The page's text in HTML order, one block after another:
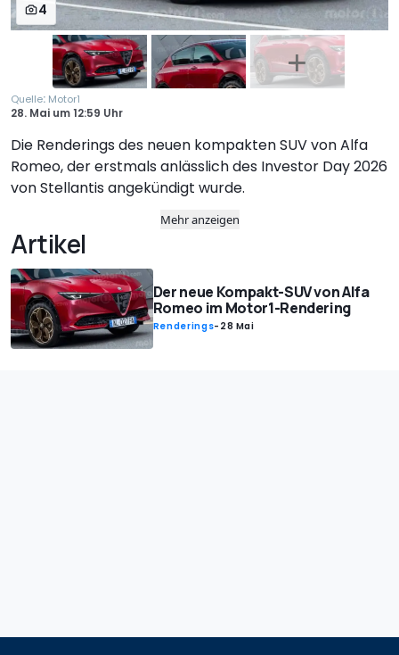
4
Quelle: Motor1
28. Mai um12:59 Uhr
Die Renderings des neuen kompakten SUV von Alfa
Romeo, der erstmals anlässlich des Investor Day 2026
von Stellantis angekündigt wurde.
Mehr anzeigen
Artikel
Der neue Kompakt-SUV von Alfa
Romeo im Motor1-Rendering
Renderings- 28 Mai